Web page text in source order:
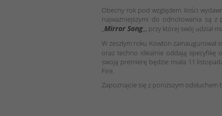
Obecny rok pod względem ilości
najważniejszymi do odnotowania są z
„Mirror Song„, przy której swój udział
W zeszłym roku Kowton zainaugurował
oraz techno idealnie oddają specyfikę
swoją premierę będzie miała 11
Fire.
Zapoznajcie się z poniższym